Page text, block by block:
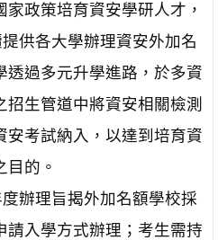
家政策培育資安學研人才，
供各大學辦理資安外加名
透過多元升學進路，於多資
招生管道中將資安相關檢測
安考試納入，以達到培育資
目的。
辦理旨揭外加名額學校採
請入學方式辦理；考生需持